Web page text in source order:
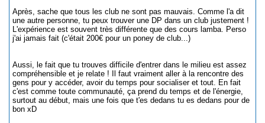
Après, sache que tous les club ne sont pas mauvais. Comme l'a dit
une autre personne, tu peux trouver une DP dans un club justement !
L'expérience est souvent très différente que des cours lamba. Perso
j'ai jamais fait (c'était 200€ pour un poney de club...)
Aussi, le fait que tu trouves difficile d'entrer dans le milieu est assez
compréhensible et je relate ! Il faut vraiment aller à la rencontre des
gens pour y accéder, avoir du temps pour socialiser et tout. En fait
c'est comme toute communauté, ça prend du temps et de l'énergie,
surtout au début, mais une fois que t'es dedans tu es dedans pour de
bon xD